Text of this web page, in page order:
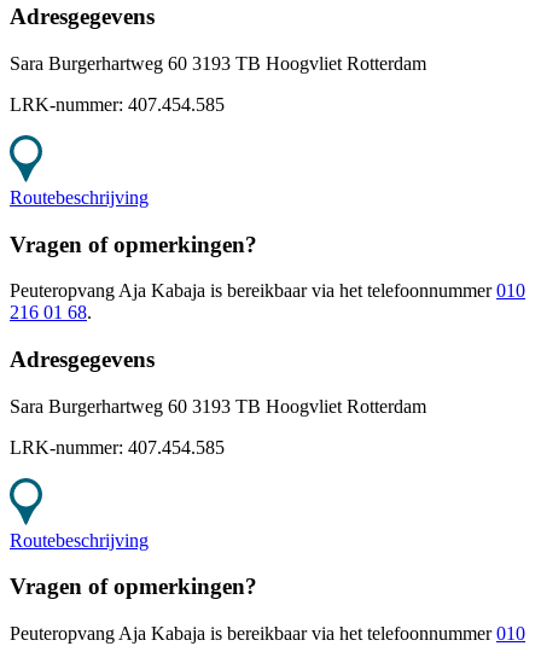
Adresgegevens
Sara Burgerhartweg 60 3193 TB Hoogvliet Rotterdam
LRK-nummer: 407.454.585
Routebeschrijving
Vragen of opmerkingen?
Peuteropvang Aja Kabaja is bereikbaar via het telefoonnummer 010
216 01 68.
Adresgegevens
Sara Burgerhartweg 60 3193 TB Hoogvliet Rotterdam
LRK-nummer: 407.454.585
Routebeschrijving
Vragen of opmerkingen?
Peuteropvang Aja Kabaja is bereikbaar via het telefoonnummer 010